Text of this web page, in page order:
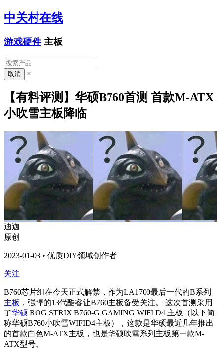
中关村在线
游戏硬件 主板
×
【有料评测】华硕B760首测 首款M-ATX
小吹雪主板降临
迪迦
原创
2023-01-03 • 优质DIY领域创作者
关注
B760芯片组在今天正式解禁，作为LA1700最后一代的B系列
主板 ，强悍的13代酷睿让B760主板备受关注。 这次首测采用
了华硕 ROG STRIX B760-G GAMING WIFI D4 主板（以下简
称华硕B760小吹雪WIFID4主板），这款是华硕最近几年推出
的首款白色M-ATX主板，也是华硕吹雪系列主板第一款M-
ATX型号。